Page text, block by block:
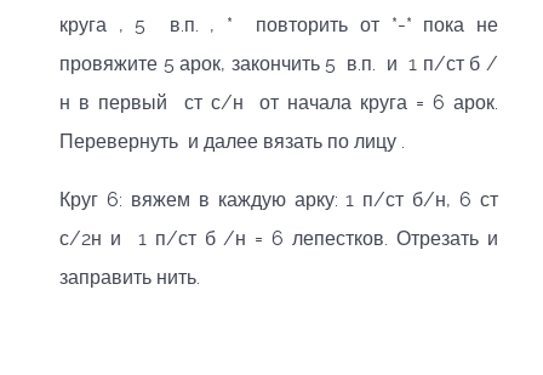
круга , 5 в.п. , * повторить от *-* пока не
провяжите 5 арок, закончить 5 в.п. и 1 п/ст б /
н в первый ст с/н от начала круга = 6 арок.
Перевернуть и далее вязать по лицу .
Круг 6: вяжем в каждую арку: 1 п/ст б/н, 6 ст
с/2н и 1 п/ст б /н = 6 лепестков. Отрезать и
заправить нить.